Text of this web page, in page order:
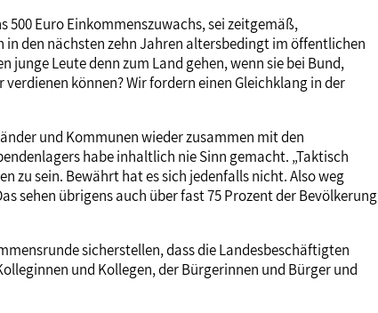
500 Euro Einkommenszuwachs, sei zeitgemäß,
den nächsten zehn Jahren altersbedingt im öffentlichen
junge Leute denn zum Land gehen, wenn sie bei Bund,
können? Wir fordern einen Gleichklang in der
und Kommunen wieder zusammen mit den
habe inhaltlich nie Sinn gemacht. „Taktisch
zu sein. Bewährt hat es sich jedenfalls nicht. Also weg
sehen übrigens auch über fast 75 Prozent der Bevölkerung
sicherstellen, dass die Landesbeschäftigten
und Kollegen, der Bürgerinnen und Bürger und